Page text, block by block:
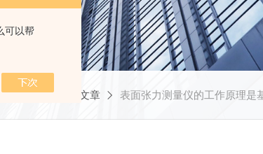
可以帮
：首页 技术文章 表面张力测量仪的工作原理是